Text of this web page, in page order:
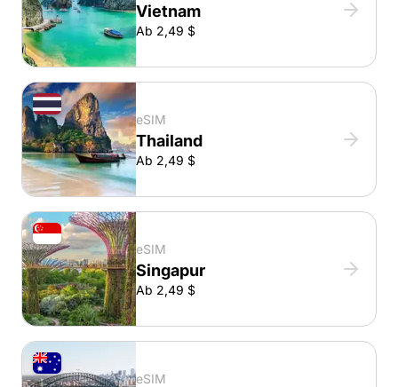
Vietnam
Ab 2,49 $
eSIM
Thailand
Ab 2,49 $
eSIM
Singapur
Ab 2,49 $
eSIM